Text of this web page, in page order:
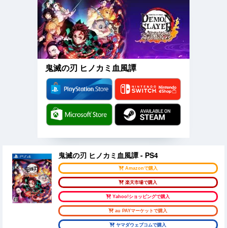
鬼滅の刃 ヒノカミ血風譚
鬼滅の刃 ヒノカミ血風譚 - PS4
Amazonで購入
楽天市場で購入
Yahoo!ショッピングで購入
au PAYマーケットで購入
ヤマダウェブコムで購入